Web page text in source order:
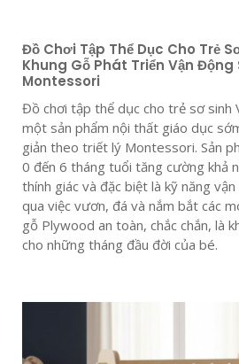
Đồ Chơi Tập Thể Dục Cho Trẻ
Khung Gỗ Phát Triển Vận Động
Montessori
Đồ chơi tập thể dục cho trẻ sơ sinh
một sản phẩm nội thất giáo dục
giản theo triết lý Montessori. Sản
0 đến 6 tháng tuổi tăng cường khả
thính giác và đặc biệt là kỹ năng
qua việc vươn, đá và nắm bắt các
gỗ Plywood an toàn, chắc chắn, là
cho những tháng đầu đời của bé.